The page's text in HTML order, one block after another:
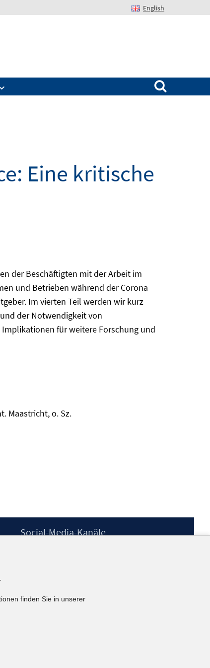
English
Suchen nach:
Eine kritische
der Beschäftigten mit der Arbeit im
und Betrieben während der Corona
Im vierten Teil werden wir kurz
der Notwendigkeit von
für weitere Forschung und
Maastricht, o. Sz.
Social-Media-Kanäle
kununu
finden Sie in unserer